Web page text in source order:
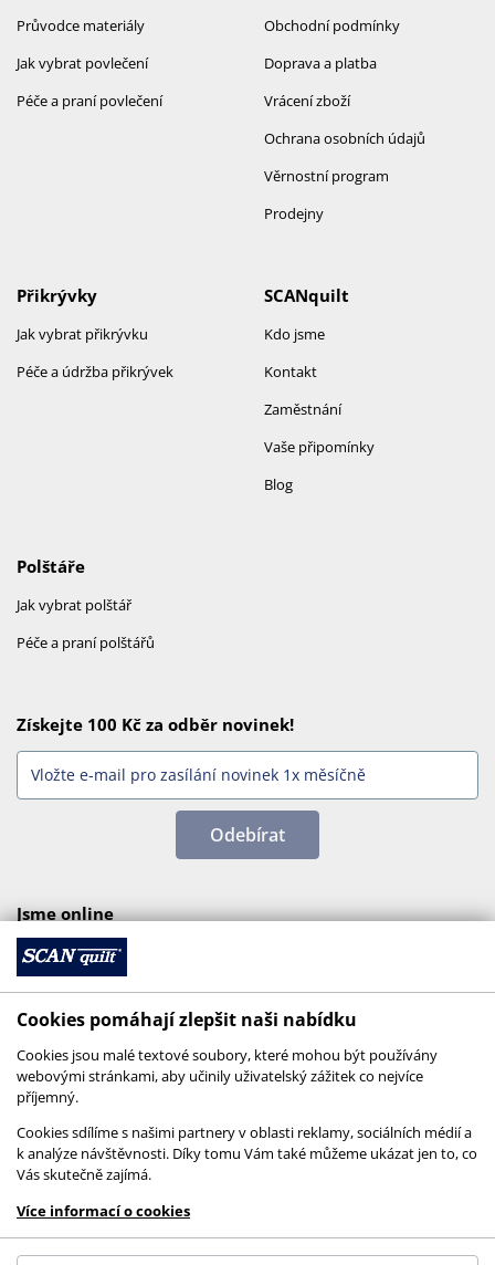
Průvodce materiály
Jak vybrat povlečení
Péče a praní povlečení
Obchodní podmínky
Doprava a platba
Vrácení zboží
Ochrana osobních údajů
Věrnostní program
Prodejny
SCANquilt
Kdo jsme
Kontakt
Zaměstnání
Vaše připomínky
Blog
Přikrývky
Jak vybrat přikrývku
Péče a údržba přikrývek
Polštáře
Jak vybrat polštář
Péče a praní polštářů
Získejte 100 Kč za odběr novinek!
Odebírat
Jsme online
© 2026 SCANquilt - všechna práva vyhrazena
This site is protected by reCAPTCHA and the
GooglePrivacy PolicyandTerms of Serviceapply.
Cookies pomáhají zlepšit naši nabídku
Cookies jsou malé textové soubory, které mohou být používány
webovými stránkami, aby učinily uživatelský zážitek co nejvíce
příjemný.
Cookies sdílíme s našimi partnery v oblasti reklamy, sociálních médií a
k analýze návštěvnosti. Díky tomu Vám také můžeme ukázat jen to, co
Vás skutečně zajímá.
Více informací o cookies